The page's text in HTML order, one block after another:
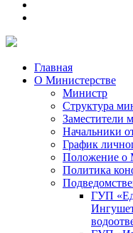
Главная
О Министерстве
Министр
Cтруктура
Заместители
Начальники
График
Положение о
Политика
ГУП